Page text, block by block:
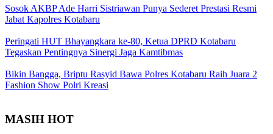
Sosok AKBP Ade Harri Sistriawan Punya Sederet Prestasi Resmi
Jabat Kapolres Kotabaru
Peringati HUT Bhayangkara ke-80, Ketua DPRD Kotabaru
Tegaskan Pentingnya Sinergi Jaga Kamtibmas
Bikin Bangga, Briptu Rasyid Bawa Polres Kotabaru Raih Juara 2
Fashion Show Polri Kreasi
MASIH HOT